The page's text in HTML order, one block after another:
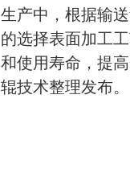
生产中，根据输
的选择表面加工
和使用寿命，提
辊技术整理发布。